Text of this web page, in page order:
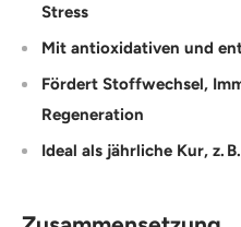
Stress
Mit antioxidativen und
Fördert Stoffwechsel,
Regeneration
Ideal als jährliche Kur, z.